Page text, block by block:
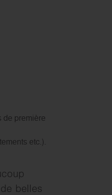
de première
etc.).
belles